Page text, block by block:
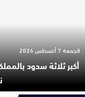
أكبر ثلاثة سدود
الجمعة 7 أغسطس 2026